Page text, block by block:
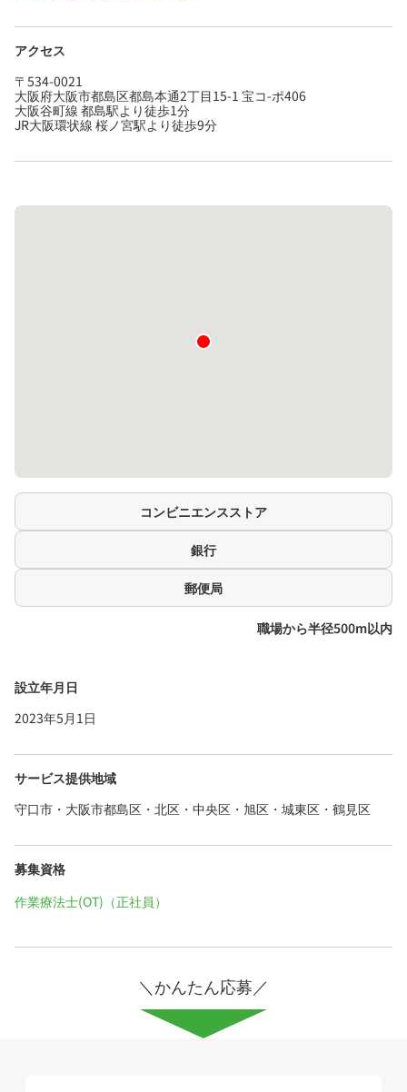
アクセス
〒534-0021
大阪府大阪市都島区都島本通2丁目15-1 宝コ-ポ406
大阪谷町線 都島駅より徒歩1分
JR大阪環状線 桜ノ宮駅より徒歩9分
コンビニエンスストア
銀行
郵便局
職場から半径500m以内
設立年月日
2023年5月1日
サービス提供地域
守口市・大阪市都島区・北区・中央区・旭区・城東区・鶴見区
募集資格
作業療法士(OT)（正社員）
＼かんたん応募／